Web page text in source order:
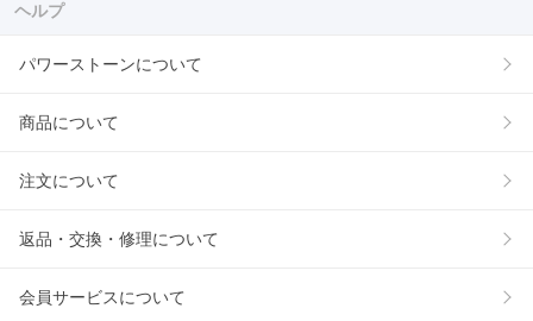
ヘルプ
パワーストーンについて
商品について
注文について
返品・交換・修理について
会員サービスについて